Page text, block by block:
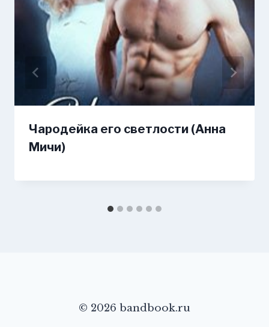
Чародейка его светлости (Анна
Мичи)
© 2026 bandbook.ru